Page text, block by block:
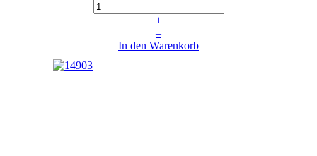
+
–
In den Warenkorb